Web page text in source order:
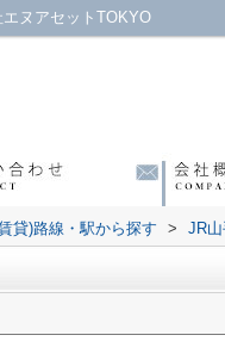
ヌアセットTOKYO
貸)路線・駅から探す > JR